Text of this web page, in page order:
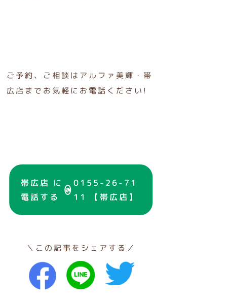
ご予約、ご相談はアルファ美輝・帯
広店までお気軽にお電話ください!
帯広店 に
電話する
0155-26-71
11 【帯広店】
＼この記事をシェアする／